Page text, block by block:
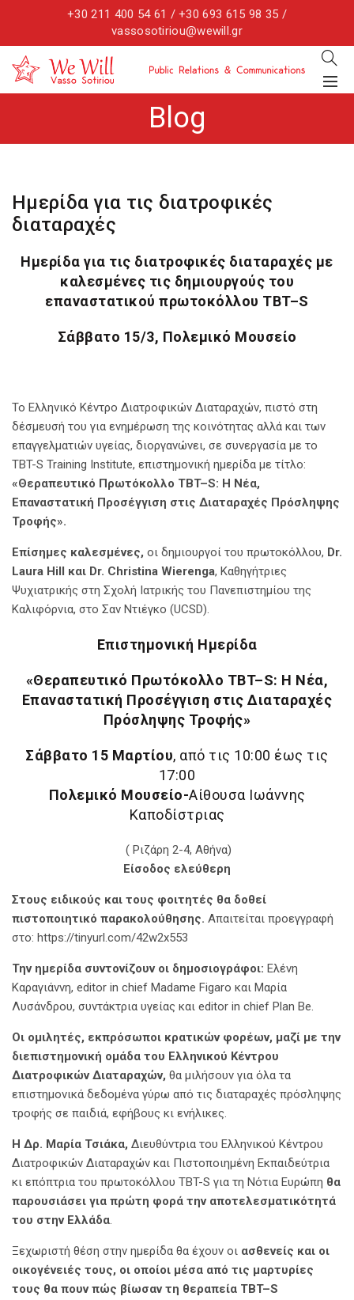
+30 211 400 54 61 / +30 693 615 98 35 /
vassosotiriou@wewill.gr
Blog
Ημερίδα για τις διατροφικές
διαταραχές
Ημερίδα για τις διατροφικές διαταραχές με
καλεσμένες τις δημιουργούς του
επαναστατικού πρωτοκόλλου TBT–S
Σάββατο 15/3, Πολεμικό Μουσείο
Το Ελληνικό Κέντρο Διατροφικών Διαταραχών, πιστό στη
δέσμευσή του για ενημέρωση της κοινότητας αλλά και των
επαγγελματιών υγείας, διοργανώνει, σε συνεργασία με το
TBT-S Training Institute, επιστημονική ημερίδα με τίτλο:
«Θεραπευτικό Πρωτόκολλο TBT–S: Η Νέα,
Επαναστατική Προσέγγιση στις Διαταραχές Πρόσληψης
Τροφής».
Επίσημες καλεσμένες, οι δημιουργοί του πρωτοκόλλου, Dr.
Laura Hill και Dr. Christina Wierenga, Καθηγήτριες
Ψυχιατρικής στη Σχολή Ιατρικής του Πανεπιστημίου της
Καλιφόρνια, στο Σαν Ντιέγκο (UCSD).
Επιστημονική Ημερίδα
«Θεραπευτικό Πρωτόκολλο TBT–S: Η Νέα,
Επαναστατική Προσέγγιση στις Διαταραχές
Πρόσληψης Τροφής»
Σάββατο 15 Μαρτίου, από τις 10:00 έως τις
17:00
Πολεμικό Μουσείο-Αίθουσα Ιωάννης
Καποδίστριας
( Ριζάρη 2-4, Αθήνα)
Είσοδος ελεύθερη
Στους ειδικούς και τους φοιτητές θα δοθεί
πιστοποιητικό παρακολούθησης. Απαιτείται προεγγραφή
στο: https://tinyurl.com/42w2x553
Την ημερίδα συντονίζουν οι δημοσιογράφοι: Ελένη
Καραγιάννη, editor in chief Madame Figaro και Μαρία
Λυσάνδρου, συντάκτρια υγείας και editor in chief Plan Be.
Οι ομιλητές, εκπρόσωποι κρατικών φορέων, μαζί με την
διεπιστημονική ομάδα του Ελληνικού Κέντρου
Διατροφικών Διαταραχών, θα μιλήσουν για όλα τα
επιστημονικά δεδομένα γύρω από τις διαταραχές πρόσληψης
τροφής σε παιδιά, εφήβους κι ενήλικες.
H Δρ. Μαρία Τσιάκα, Διευθύντρια του Ελληνικού Κέντρου
Διατροφικών Διαταραχών και Πιστοποιημένη Εκπαιδεύτρια
κι επόπτρια του πρωτοκόλλου TBT-S για τη Νότια Ευρώπη θα
παρουσιάσει για πρώτη φορά την αποτελεσματικότητά
του στην Ελλάδα.
Ξεχωριστή θέση στην ημερίδα θα έχουν οι ασθενείς και οι
οικογένειές τους, οι οποίοι μέσα από τις μαρτυρίες
τους θα πουν πώς βίωσαν τη θεραπεία TBT–S